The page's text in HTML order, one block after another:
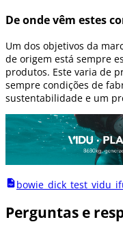
De onde vêm estes
Um dos objetivos da
de origem está sempre
produtos. Este varia de
sempre condições de
sustentabilidade e um
Perguntas e